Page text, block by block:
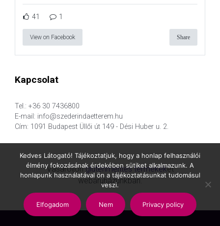
41 1
View on Facebook Share
Kapcsolat
Tel.: +36 30 7436800
E-mail: info@szederindaetterem.hu
Cím: 1091 Budapest Üllői út 149 - Dési Huber u. 2.
Vásároljongluténmentes termékeket
webáruházunkban.
Kedves Látogató! Tájékoztatjuk, hogy a honlap felhasználói
élmény fokozásának érdekében sütiket alkalmazunk. A
honlapunk használatával ön a tájékoztatásunkat tudomásul
veszi.
Elfogadom Nem Privacy policy